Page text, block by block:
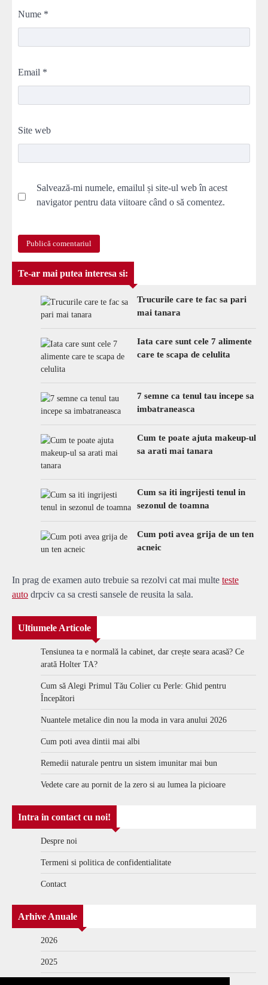
Nume *
Email *
Site web
Salvează-mi numele, emailul și site-ul web în acest
navigator pentru data viitoare când o să comentez.
Te-ar mai putea interesa si:
Trucurile care te fac sa pari
mai tanara
Iata care sunt cele 7 alimente
care te scapa de celulita
7 semne ca tenul tau incepe sa
imbatraneasca
Cum te poate ajuta makeup-ul
sa arati mai tanara
Cum sa iti ingrijesti tenul in
sezonul de toamna
Cum poti avea grija de un ten
acneic
In prag de examen auto trebuie sa rezolvi cat mai multe teste
auto drpciv ca sa cresti sansele de reusita la sala.
Ultiumele Articole
Tensiunea ta e normală la cabinet, dar crește seara acasă? Ce
arată Holter TA?
Cum să Alegi Primul Tău Colier cu Perle: Ghid pentru
Începători
Nuantele metalice din nou la moda in vara anului 2026
Cum poti avea dintii mai albi
Remedii naturale pentru un sistem imunitar mai bun
Vedete care au pornit de la zero si au lumea la picioare
Intra in contact cu noi!
Despre noi
Termeni si politica de confidentialitate
Contact
Arhive Anuale
2026
2025